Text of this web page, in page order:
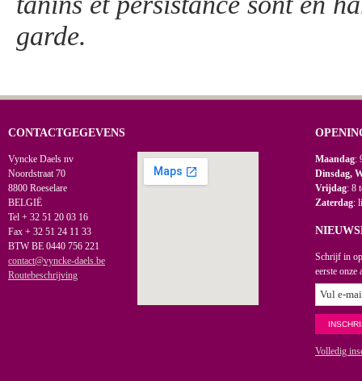
garde.
CONTACTGEGEVENS
Vyncke Daels nv
Noordstraat 70
8800 Roeselare
BELGIË
Tel + 32 51 20 03 16
Fax + 32 51 24 11 33
BTW BE 0440 756 221
contact@vyncke-daels.be
Routebeschrijving
Maandag:
Dinsdag,
Vrijdag: 8
Zaterdag:
Schrijf in
eerste onze
Volledig